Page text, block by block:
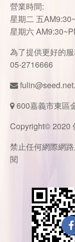
營業時間:
星期二 五
星期六
為了提供更好的
05-2716666
600嘉義市東區
Copyright© 2020
禁止任何網際網
閱